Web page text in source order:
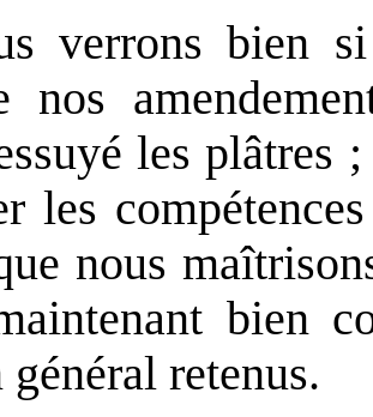
verrons bien
nos
les plâtres
les
nous
bien
général retenus.